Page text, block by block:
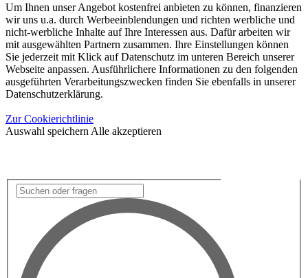
Um Ihnen unser Angebot kostenfrei anbieten zu können, finanzieren
wir uns u.a. durch Werbeeinblendungen und richten werbliche und
nicht-werbliche Inhalte auf Ihre Interessen aus. Dafür arbeiten wir
mit ausgewählten Partnern zusammen. Ihre Einstellungen können
Sie jederzeit mit Klick auf Datenschutz im unteren Bereich unserer
Webseite anpassen. Ausführlichere Informationen zu den folgenden
ausgeführten Verarbeitungszwecken finden Sie ebenfalls in unserer
Datenschutzerklärung.
Zur Cookierichtlinie
Auswahl speichern Alle akzeptieren